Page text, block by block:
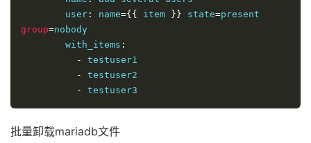
        user
: name={{ item }} state=
group=nobody
        with_items
:
-
testuser1
-
testuser2
-
testuser3
批量卸载mariadb文件